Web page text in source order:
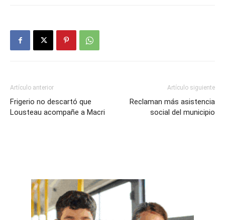
Artículo anterior
Frigerio no descartó que
Lousteau acompañe a Macri
Artículo siguiente
Reclaman más asistencia
social del municipio